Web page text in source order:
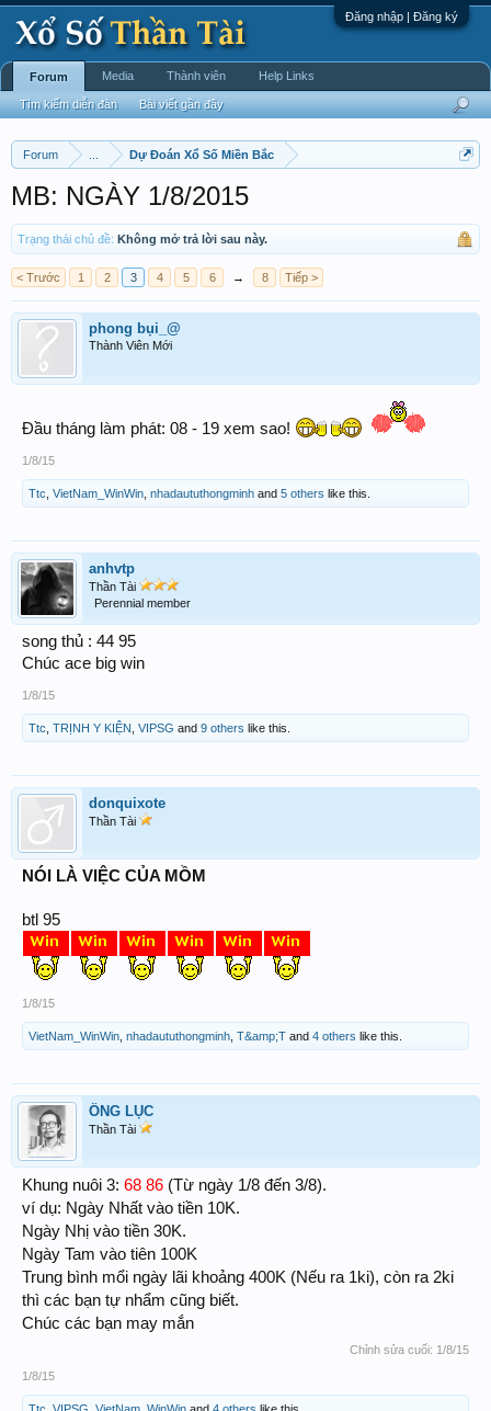
Đăng nhập | Đăng ký
Forum Dự Đoán Xổ Số Miền Bắc
MB: NGÀY 1/8/2015
Trạng thái chủ đề: Không mở trả lời sau này.
< Trước 1 2 3 4 5 6 → 8 Tiếp >
phong bụi_@
Thành Viên Mới
Đầu tháng làm phát: 08 - 19 xem sao!
1/8/15
Ttc VietNam_WinWin nhadaututhongminh and 5 others like this.
anhvtp
Thần Tài
Perennial member
song thủ : 44 95
Chúc ace big win
1/8/15
Ttc TRỊNH Y KIỆN VIPSG and 9 others like this.
donquixote
Thần Tài
NÓI LÀ VIỆC CỦA MỒM
btl 95
1/8/15
VietNam_WinWin nhadaututhongminh T&amp;T and 4 others like this.
ÔNG LỤC
Thần Tài
Khung nuôi 3: 68 86 (Từ ngày 1/8 đến 3/8).
ví dụ: Ngày Nhất vào tiền 10K.
Ngày Nhị vào tiền 30K.
Ngày Tam vào tiên 100K
Trung bình mổi ngày lãi khoảng 400K (Nếu ra 1ki), còn ra 2ki
thì các bạn tự nhẩm cũng biết.
Chúc các bạn may mắn
Chỉnh sửa cuối: 1/8/15
1/8/15
Forum
Tìm kiếm diễn đàn Bài viết gần đây
Media Thành viên Help Links